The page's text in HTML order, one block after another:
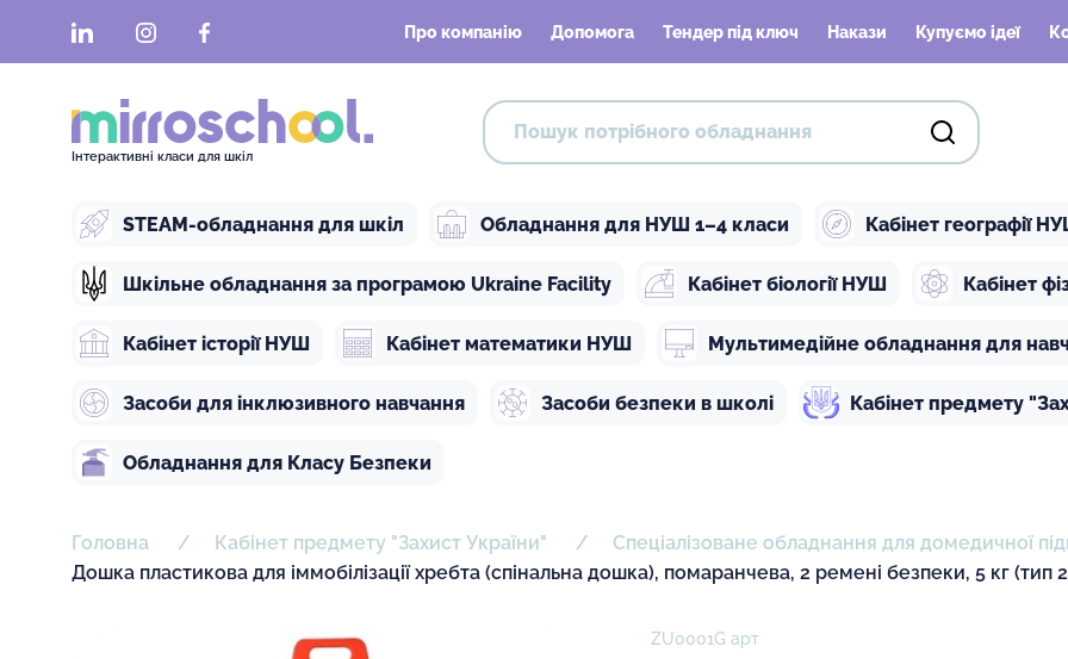
LinkedInInstagramFacebook Про компанію Допомога Тендер під ключ Накази Купуємо ідеї
Інтерактивні класи для шкіл
STEAM-обладнання для шкіл Обладнання для НУШ 1–4 класи Кабінет географії
Шкільне обладнання за програмою Ukraine Facility Кабінет біології НУШ Кабінет
Кабінет історії НУШ Кабінет математики НУШ Мультимедійне обладнання для
Засоби для інклюзивного навчання Засоби безпеки в школі Кабінет предмету
Обладнання для Класу Безпеки
Головна Кабінет предмету "Захист України"
Спеціалізоване обладнання для домедичної
Дошка пластикова для іммобілізації хребта (спінальна дошка), помаранчева, 2 ремені безпеки, 5 кг (тип
ZU0001G арт